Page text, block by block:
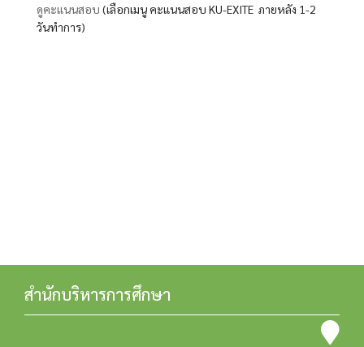
ดูคะแนนสอบ (เลือกเมนู คะแนนสอบ KU-EXITE ภายหลัง 1-2
วันทำการ)
สำนักบริหารการศึกษา